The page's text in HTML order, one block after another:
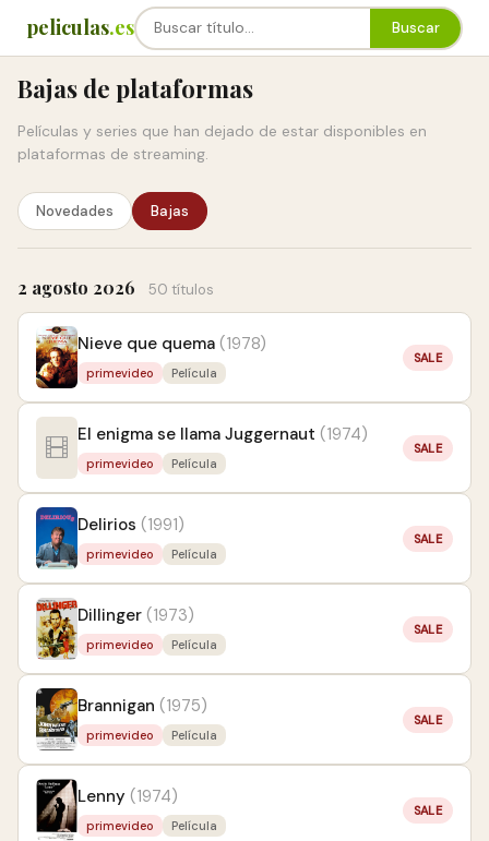
peliculas.es Buscar
Bajas de plataformas
Películas y series que han dejado de estar disponibles en
plataformas de streaming.
Novedades Bajas
2 agosto 2026 50 títulos
Nieve que quema (1978)
primevideo Película
SALE
El enigma se llama Juggernaut (1974)
primevideo Película
SALE
Delirios (1991)
primevideo Película
SALE
Dillinger (1973)
primevideo Película
SALE
Brannigan (1975)
primevideo Película
SALE
Lenny (1974)
primevideo Película
SALE